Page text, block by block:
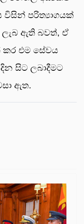
පරිත්‍යාගයක්
ඇති බවත්, ඒ
එම සේවය
සිට ලබාදීමට
ඇත.